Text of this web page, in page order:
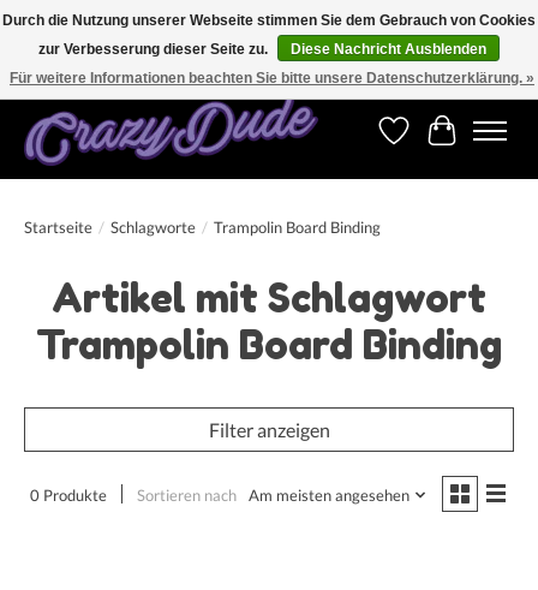
Versandkostenfrei bestellen ab CHF 200.00 in der Schweiz und ab EUR 250.00 in den
meisten Ländern weltweit.
Wunschzettel
Ihr
Startseite / Schlagworte / Trampolin Board Binding
Artikel mit Schlagwort
Trampolin Board Binding
Filter anzeigen
0 Produkte Sortieren nach Am meisten angesehen
Durch die Nutzung unserer Webseite stimmen Sie dem Gebrauch von Cookies
zur Verbesserung dieser Seite zu.
Diese Nachricht Ausblenden
Für weitere Informationen beachten Sie bitte unsere Datenschutzerklärung. »